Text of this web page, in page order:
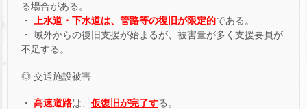
る場合がある。
・ 上水道・下水道は、管路等の復旧が限定的である。
・ 域外からの復旧支援が始まるが、被害量が多く支援要員が
不足する。
◎ 交通施設被害
・ 高速道路は、 仮復旧が完了する。